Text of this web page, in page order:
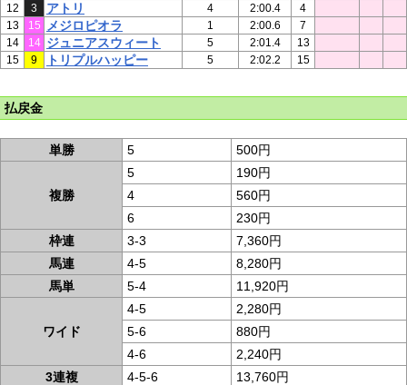
12
3 アトリ 4 2:00.4
4
13
15 メジロピオラ 1 2:00.6
7
14
14 ジュニアスウィート 5 2:01.4
13
15
9 トリプルハッピー 5 2:02.2 15
払戻金
単勝 5 500円
複勝
5
190円
4
560円
6
230円
枠連
3-3
7,360円
馬連
4-5
8,280円
馬単
5-4 11,920円
ワイド
4-5
2,280円
5-6
880円
4-6
2,240円
3連複
4-5-6
13,760円